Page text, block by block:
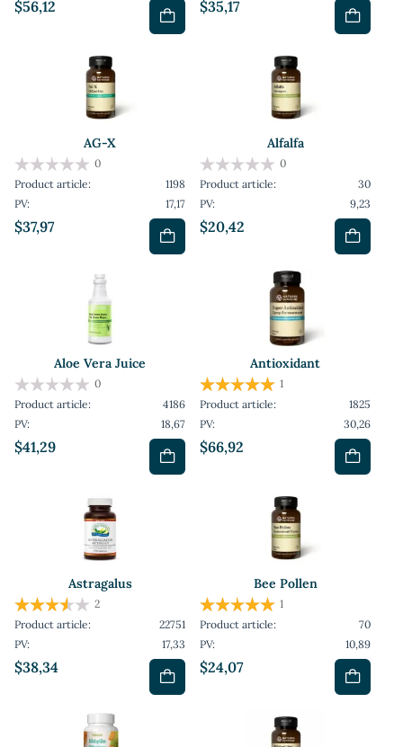
$56,12 $35,17
AG-X
$37,97
0
Product article:
1198
PV:
17,17
Alfalfa
$20,42
0
Product article:
30
PV:
9,23
Aloe Vera Juice
$41,29
0
Product article:
4186
PV:
18,67
Antioxidant
$66,92
1
Product article:
1825
PV:
30,26
Astragalus
$38,34
2
Product article:
22751
PV:
17,33
Bee Pollen
$24,07
1
Product article:
70
PV:
10,89